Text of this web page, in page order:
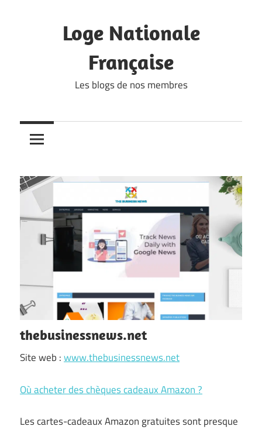
Loge Nationale
Française
Les blogs de nos membres
thebusinessnews.net
Site web :www.thebusinessnews.net
Où acheter des chèques cadeaux Amazon ?
Les cartes-cadeaux Amazon gratuites sont presque